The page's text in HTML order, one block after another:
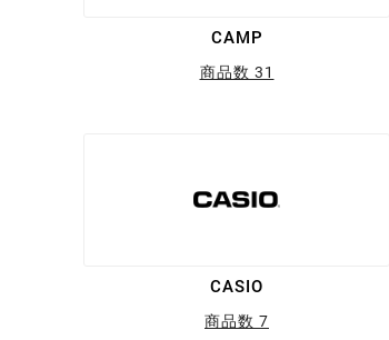
CAMP
商品数 31
CASIO
商品数 7